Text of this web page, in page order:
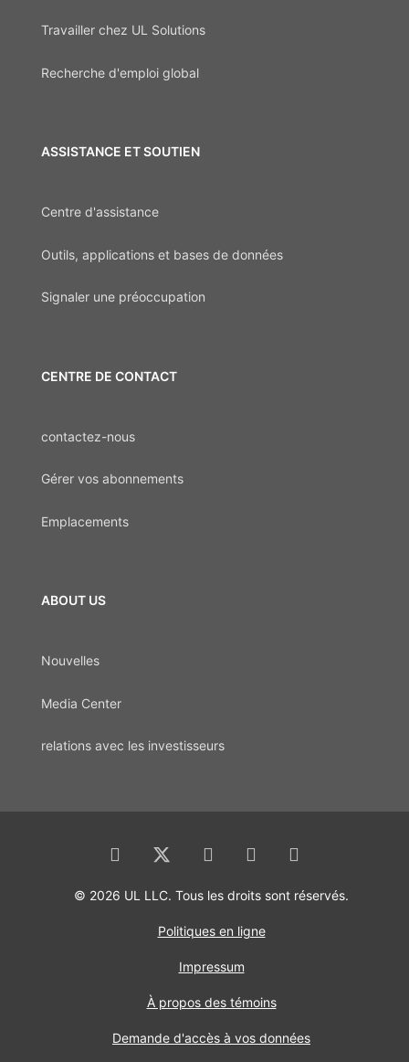
Travailler chez UL Solutions
Recherche d'emploi global
ASSISTANCE ET SOUTIEN
Centre d'assistance
Outils, applications et bases de données
Signaler une préoccupation
CENTRE DE CONTACT
contactez-nous
Gérer vos abonnements
Emplacements
ABOUT US
Nouvelles
Media Center
relations avec les investisseurs
© 2026 UL LLC. Tous les droits sont réservés.
Politiques en ligne
Impressum
À propos des témoins
Demande d'accès à vos données